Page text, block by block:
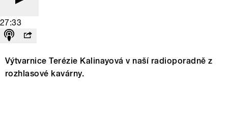
27:33
Výtvarnice Terézie Kalinayová v naší radioporadně z
rozhlasové kavárny.